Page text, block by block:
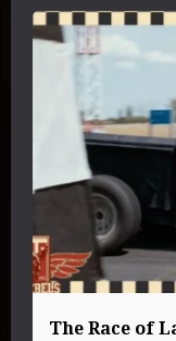
The Race of